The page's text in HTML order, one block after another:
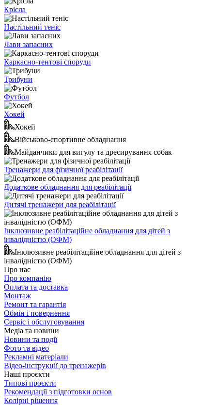
Крісла
Настільний теніс
Лави запасних
Каркасно-тентові споруди
Трибуни
Футбол
Хокей
Хокей
Військово-спортивне обладнання
Майданчики для вигулу та дресирування собак
Тренажери для фізичної реабілітації
Додаткове обладнання для реабілітації
Дитячі тренажери для реабілітації
Інклюзивне реабілітаційне обладнання для дітей з
інвалідністю (ОФМ)
Інклюзивне реабілітаційне обладнання для дітей з
інвалідністю (ОФМ)
Про нас
Про компанію
Оплата та доставка
Монтаж
Ремонт та гарантія
Обмін і повернення
Сервіс і обслуговування
Медіа та новини
Новини та події
Фото та відео
Рекламні матеріали
Відео-інструкції до тренажерів
Наші проєкти
Типові проєкти
Рекомендації з підготовки основ
Колірні рішення